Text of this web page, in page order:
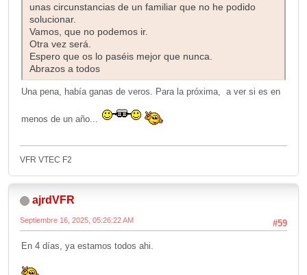
unas circunstancias de un familiar que no he podido
solucionar.
Vamos, que no podemos ir.
Otra vez será.
Espero que os lo paséis mejor que nunca.
Abrazos a todos
Una pena, había ganas de veros. Para la próxima, a ver si es en
menos de un año...
VFR VTEC F2
ajrdVFR
#59
Septiembre 16, 2025, 05:26:22 AM
En 4 días, ya estamos todos ahi.